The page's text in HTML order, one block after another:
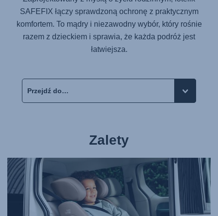
SAFEFIX łączy sprawdzoną ochronę z praktycznym
komfortem. To mądry i niezawodny wybór, który rośnie
razem z dzieckiem i sprawia, że każda podróż jest
łatwiejsza.
Zalety